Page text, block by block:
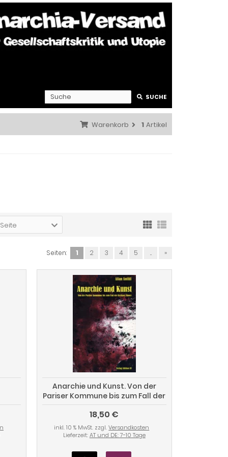
SUCHE
Warenkorb 1 Artikel
Seiten: 1 2 3 4 5 ... »
Anarchie und Kunst. Von der
Pariser Kommune bis zum Fall der
Berliner Mauer
18,50 €
inkl. 10 % MwSt. zzgl.Versandkosten
Lieferzeit:AT und DE: 7-10 Tage